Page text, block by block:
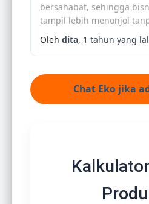
bersahabat, sehingga
tampil lebih menonjol
Oleh dita, 1 tahun yang
Chat Eko jika